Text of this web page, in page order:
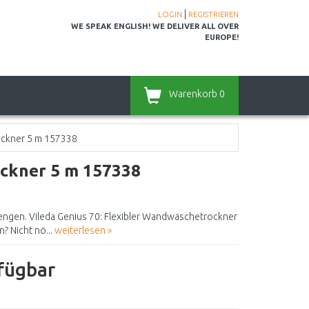
LOGIN
REGISTRIEREN
WE SPEAK ENGLISH! WE DELIVER ALL OVER
EUROPE!
Warenkorb 0
5 m 157338
5 m 157338
Vileda Genius 70: Flexibler Wandwäschetrockner
Nicht nö... weiterlesen »